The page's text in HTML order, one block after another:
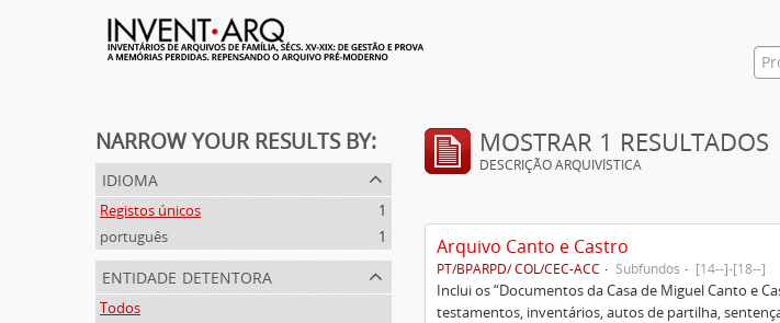
NARROW YOUR RESULTS BY:
idioma
Registos únicos
1
português
1
entidade detentora
Todos
MOSTRAR 1 RESULTADOS
DESCRIÇÃO ARQUIVÍSTICA
Arquivo Canto e Castro
PT/BPARPD/ COL/CEC-ACC Subfundos [14--]-[18--]
Inclui os “Documentos da Casa de Miguel Canto e
testamentos, inventários, autos de partilha,